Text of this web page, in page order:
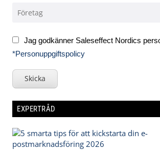
Jag godkänner Saleseffect Nordics
*Personuppgiftspolicy
Skicka
EXPERTRÅD